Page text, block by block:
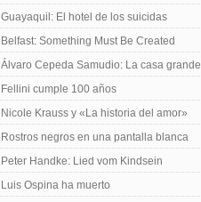
Guayaquil: El hotel de los suicidas
Belfast: Something Must Be Created
Álvaro Cepeda Samudio: La casa grande
Fellini cumple 100 años
Nicole Krauss y «La historia del amor»
Rostros negros en una pantalla blanca
Peter Handke: Lied vom Kindsein
Luis Ospina ha muerto